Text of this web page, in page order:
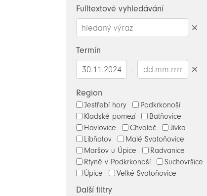
Fulltextové vyhledávání
Termín
–
Region
Jestřebí hory
Podkrkonoší
Kladské pomezí
Batňovice
Havlovice
Chvaleč
Jívka
Libňatov
Malé Svatoňovice
Maršov u Úpice
Radvanice
Rtyně v Podkrkonoší
Suchovršice
Úpice
Velké Svatoňovice
Další filtry